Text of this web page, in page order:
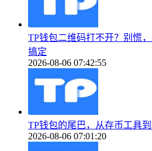
TP钱包二维码打不开？别慌
搞定
2026-08-06 07:42:55
TP钱包的尾巴，从存币工具
2026-08-06 07:01:20